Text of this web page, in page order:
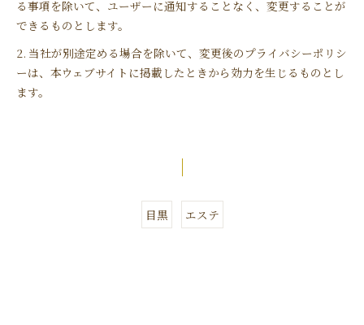
る事項を除いて、ユーザーに通知することなく、変更することが
できるものとします。
2. 当社が別途定める場合を除いて、変更後のプライバシーポリシ
ーは、本ウェブサイトに掲載したときから効力を生じるものとし
ます。
目黒 エステ